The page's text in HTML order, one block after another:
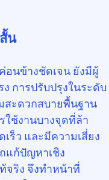
น
อนข้างชัดเจน ยังมีผู้
การปรับปรุงในระดับ
สะดวกสบายพื้นฐาน
ช้งานบางจุดที่ล้า
ร็ว และมีความเสี่ยง
แก้ปัญหาเชิง
จริง จึงทำหน้าที่